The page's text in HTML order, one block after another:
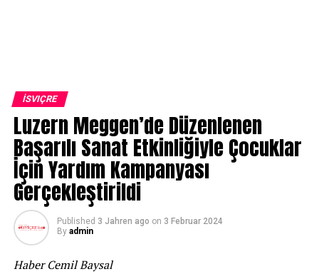
İSVIÇRE
Luzern Meggen’de Düzenlenen
Başarılı Sanat Etkinliğiyle Çocuklar
İçin Yardım Kampanyası
Gerçekleştirildi
Published 3 Jahren ago on 3 Februar 2024
By admin
Haber Cemil Baysal